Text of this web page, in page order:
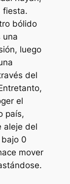
fiesta.
bólido
una
luego
del
el
país,
aleje del
0
mover